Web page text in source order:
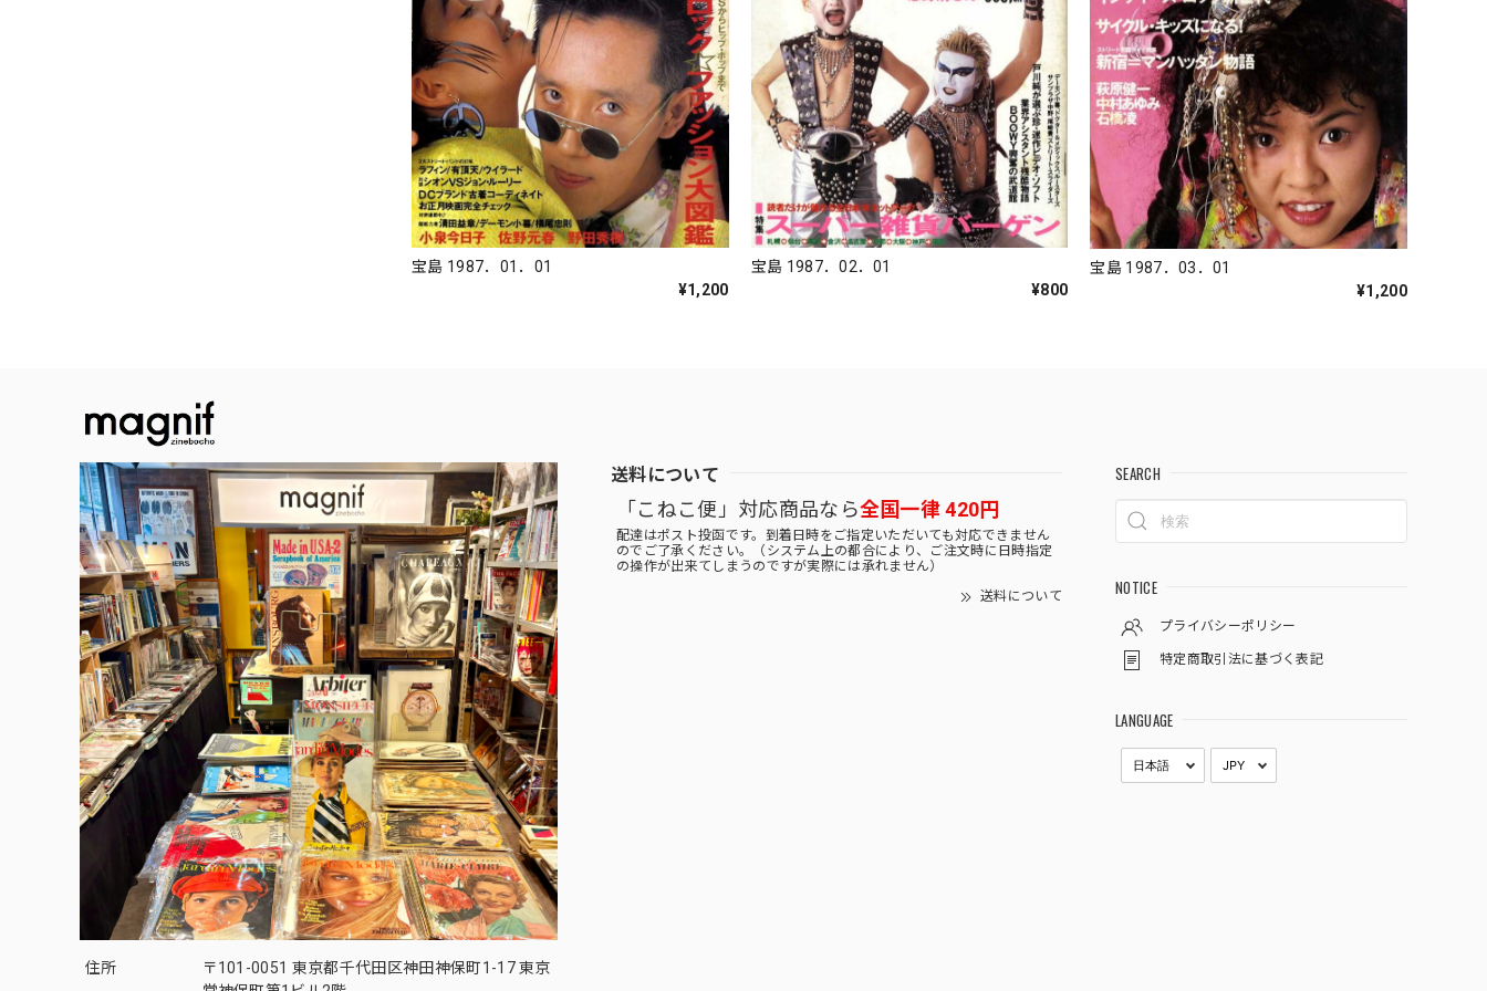
宝島 1987．01．01
¥1,200
宝島 1987．02．01
¥800
宝島 1987．03．01
¥1,200
住所
〒101-0051 東京都千代田区神田神保町1-17 東京
送料について
「こねこ便」対応商品なら全国一律 420円
配達はポスト投函です。到着日時をご指定いただいても対応できません
のでご了承ください。（システム上の都合により、ご注文時に日時指定
の操作が出来てしまうのですが実際には承れません）
送料について
SEARCH
NOTICE
プライバシーポリシー
特定商取引法に基づく表記
LANGUAGE